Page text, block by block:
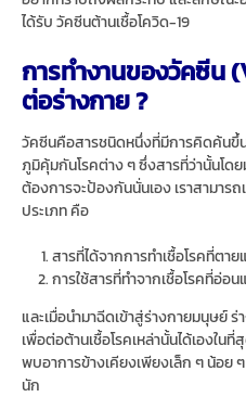
ได้รับ วัคซีนต้านเชื้อโควิด-19
การทำงานของวัคซีน
ต่อร่างกาย ?
วัคซีนคือสารชนิดหนึ่งที่มีการคิดค้นขึ้น
ภูมิคุ้มกันโรคต่าง ๆ ซึ่งสารที่ว่านั้นโดย
ต้องการจะป้องกันนั่นเอง เราสามาร
ประเภท คือ
สารที่ได้จากการทำเชื้อโรคที่ตาย
การใช้สารที่ทำจากเชื้อโรคที่อ่อ
และเมื่อนำมาฉีดเข้าสู่ร่างกายมนุษย์
เพื่อต่อต้านเชื้อโรคเหล่านั้นได้เองใน
พบอาการข้างเคียงเพียงเล็ก ๆ น้อย
นัก